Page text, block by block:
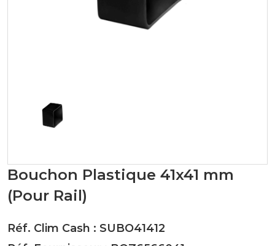
Bouchon Plastique 41x41 mm
(Pour Rail)
Réf. Clim Cash : SUBO41412